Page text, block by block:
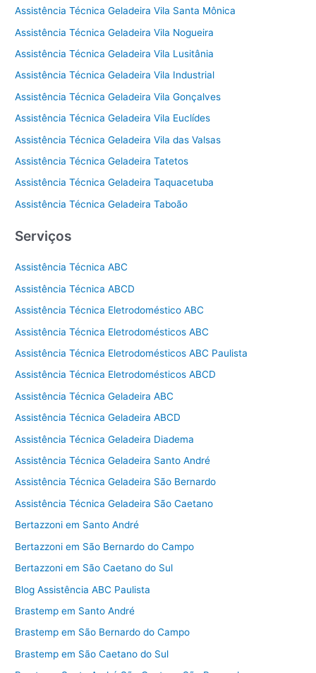
Assistência Técnica Geladeira Vila Santa Mônica
Assistência Técnica Geladeira Vila Nogueira
Assistência Técnica Geladeira Vila Lusitânia
Assistência Técnica Geladeira Vila Industrial
Assistência Técnica Geladeira Vila Gonçalves
Assistência Técnica Geladeira Vila Euclídes
Assistência Técnica Geladeira Vila das Valsas
Assistência Técnica Geladeira Tatetos
Assistência Técnica Geladeira Taquacetuba
Assistência Técnica Geladeira Taboão
Serviços
Assistência Técnica ABC
Assistência Técnica ABCD
Assistência Técnica Eletrodoméstico ABC
Assistência Técnica Eletrodomésticos ABC
Assistência Técnica Eletrodomésticos ABC Paulista
Assistência Técnica Eletrodomésticos ABCD
Assistência Técnica Geladeira ABC
Assistência Técnica Geladeira ABCD
Assistência Técnica Geladeira Diadema
Assistência Técnica Geladeira Santo André
Assistência Técnica Geladeira São Bernardo
Assistência Técnica Geladeira São Caetano
Bertazzoni em Santo André
Bertazzoni em São Bernardo do Campo
Bertazzoni em São Caetano do Sul
Blog Assistência ABC Paulista
Brastemp em Santo André
Brastemp em São Bernardo do Campo
Brastemp em São Caetano do Sul